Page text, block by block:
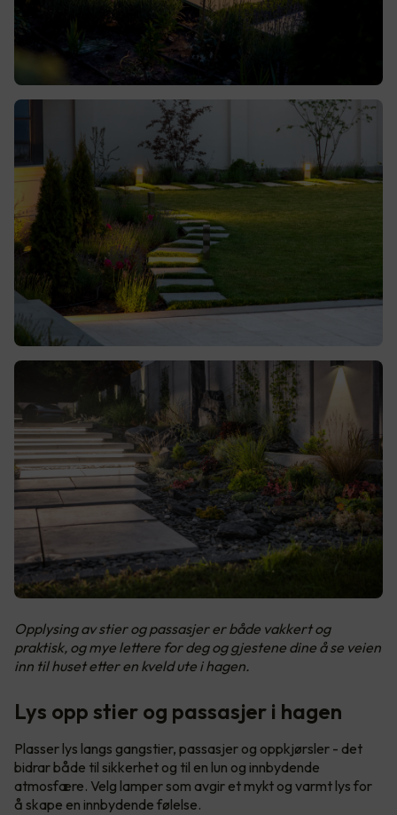
Opplysing av stier og passasjer er både vakkert og
praktisk, og mye lettere for deg og gjestene dine å se veien
inn til huset etter en kveld ute i hagen.
Lys opp stier og passasjer i hagen
Plasser lys langs gangstier, passasjer og oppkjørsler - det
bidrar både til sikkerhet og til en lun og innbydende
atmosfære. Velg lamper som avgir et mykt og varmt lys for
å skape en innbydende følelse.